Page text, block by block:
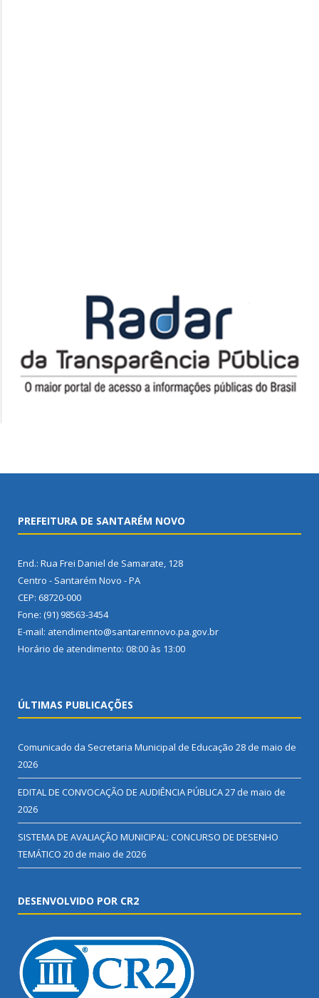
PREFEITURA DE SANTARÉM NOVO
End.: Rua Frei Daniel de Samarate, 128
Centro - Santarém Novo - PA
CEP: 68720-000
Fone: (91) 98563-3454
E-mail: atendimento@santaremnovo.pa.gov.br
Horário de atendimento: 08:00 às 13:00
ÚLTIMAS PUBLICAÇÕES
Comunicado da Secretaria Municipal de Educação 28 de maio de
2026
EDITAL DE CONVOCAÇÃO DE AUDIÊNCIA PÚBLICA27 de maio de
2026
SISTEMA DE AVALIAÇÃO MUNICIPAL: CONCURSO DE DESENHO
TEMÁTICO 20 de maio de 2026
DESENVOLVIDO POR CR2